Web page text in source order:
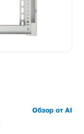
Обзор от AI